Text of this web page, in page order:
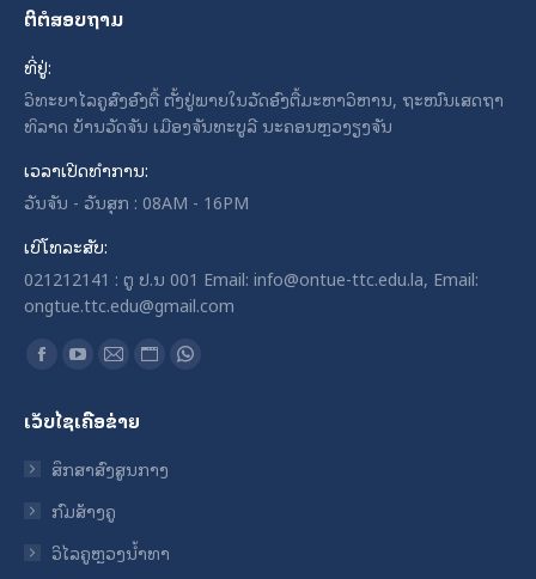
ຕິຕໍສອບຖາມ
ທີ່ຢູ່:
ວິທະຍາໄລຄູສົງອົງຕື້ ຕັ້ງຢູ່ພາຍໃນວັດອົງຕື້ມະຫາວິຫານ, ຖະໜົນເສດຖາ
ທິລາດ ບ້ານວັດຈັນ ເມືອງຈັນທະບູລີ ນະຄອນຫຼວງຽງຈັນ
ເວລາເປີດທໍາການ:
ວັນຈັນ - ວັນສຸກ : 08AM - 16PM
ເບີໂທລະສັບ:
021212141 : ຕູ ປ.ນ 001 Email: info@ontue-ttc.edu.la, Email:
ongtue.ttc.edu@gmail.com
Find us on:
Facebook
opens
in
window
YouTube
opens
in
window
Mail
opens
in
window
Website
in
Whatsapp
ເວັບໄຊເຄືອຂ່າຍ
ສຶກສາສົງສູນກາງ
ກົມສ້າງຄູ
ວິໄລຄູຫຼວງນ້ຳທາ